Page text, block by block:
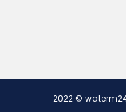
2022 ©